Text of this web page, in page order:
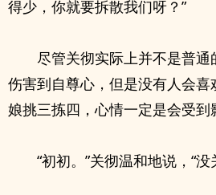
得少，你就要拆散我们呀？”
尽管关彻实际上并不是普
伤害到自尊心，但是没有人会
娘挑三拣四，心情一定是会受到
“初初。”关彻温和地说，“没